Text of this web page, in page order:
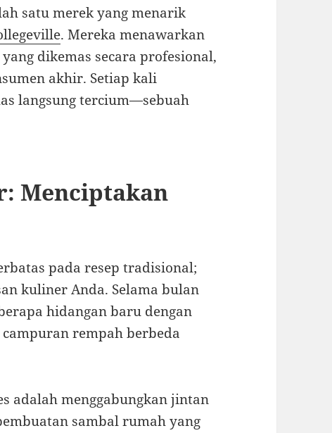
satu merek yang menarik
. Mereka menawarkan
dikemas secara profesional,
akhir. Setiap kali
langsung tercium—sebuah
Menciptakan
pada resep tradisional;
kuliner Anda. Selama bulan
hidangan baru dengan
rempah berbeda
adalah menggabungkan jintan
sambal rumah yang